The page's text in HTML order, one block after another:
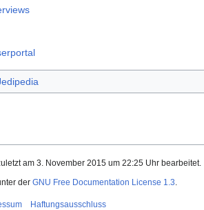
am 3. November 2015 um 22:25 Uhr bearbeitet.
der GNU Free Documentation License 1.3
Haftungsausschluss